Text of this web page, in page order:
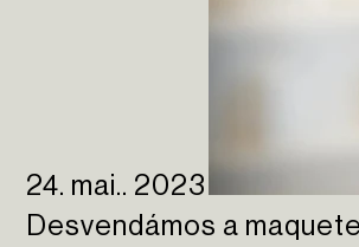
24. mai.. 2023
Desvendámos a